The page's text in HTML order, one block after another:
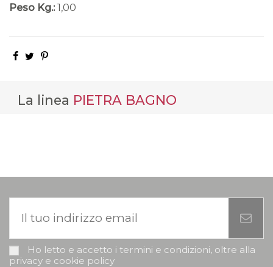
Peso Kg.: 1,00
La linea PIETRA BAGNO
Ho letto e accetto i termini e condizioni, oltre alla
privacy e cookie policy